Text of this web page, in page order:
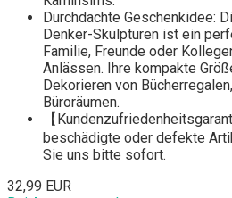
Durchdachte Geschenkidee:
Denker-Skulpturen ist ein
Familie, Freunde oder
Anlässen. Ihre kompakte
Dekorieren von
Büroräumen.
【
beschädigte oder defekte
Sie uns bitte sofort.
32,99 EUR